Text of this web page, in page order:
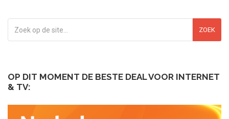
ZOEK
OP DIT MOMENT DE BESTE DEAL VOOR INTERNET
& TV: